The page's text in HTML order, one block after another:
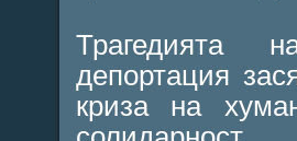
Трагедията
депортация
криза на